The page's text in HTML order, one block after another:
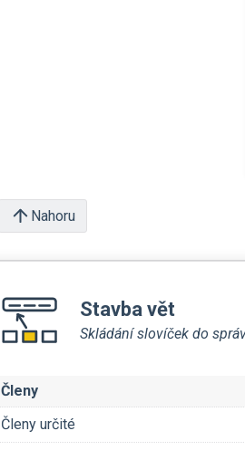
Nahoru
Stavba vět
Skládání slovíček do
Členy
Členy určité